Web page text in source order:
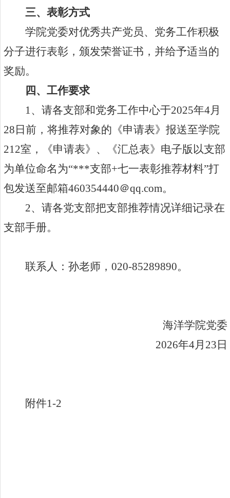
三、表彰方式
学院党委对优秀共产党员、党务工作积极
分子进行表彰，颁发荣誉证书，并给予适当的
奖励。
四、工作要求
1、请各支部和党务工作中心于2025年4月
28 日前，将推荐对象的《申请表》报送至学院
212室，《申请表》、《汇总表》电子版以支部
为单位命名为“***支部+七一表彰推荐材料”打
包发送至邮箱460354440＠qq.com。
2、请各党支部把支部推荐情况详细记录在
支部手册。
联系人：孙老师， 020-85289890。
海洋学院党委
2026年4月 23 日
附件1-2